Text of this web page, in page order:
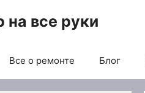
на все руки
Все о ремонте Блог